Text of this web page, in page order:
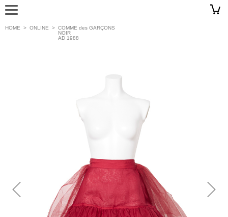
HOME > ONLINE > COMME des GARÇONS
NOIR
AD 1988